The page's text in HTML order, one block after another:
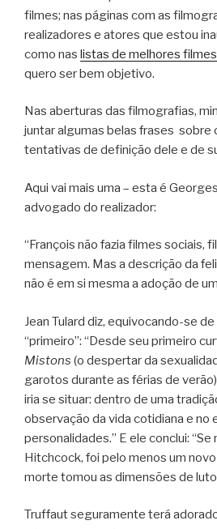
filmes; nas páginas com as
realizadores e atores que estou
como nas listas de melhores
quero ser bem objetivo.
Nas aberturas das filmografias,
juntar algumas belas frases sobre
tentativas de definição dele e de
Aqui vai mais uma – esta é
advogado do realizador:
“François não fazia filmes sociais,
mensagem. Mas a descrição da
não é em si mesma a adoção de
Jean Tulard diz, equivocando-se
“primeiro”: “Desde seu primeiro
Mistons (o despertar da
garotos durante as férias de
iria se situar: dentro de uma
observação da vida cotidiana e no
personalidades.” E ele conclui: “Se
Hitchcock, foi pelo menos um novo
morte tomou as dimensões de luto
Truffaut seguramente terá